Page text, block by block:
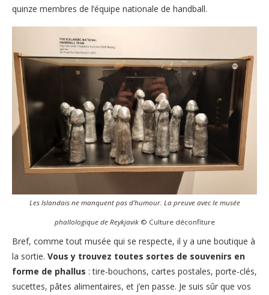
quinze membres de l’équipe nationale de handball.
Les Islandais ne manquent pas d’humour. La preuve avec le musée
phallologique de Reykjavik© Culture déconfiture
Bref, comme tout musée qui se respecte, il y a une boutique à
la sortie. Vous y trouvez toutes sortes de souvenirs en
forme de phallus : tire-bouchons, cartes postales, porte-clés,
sucettes, pâtes alimentaires, et j’en passe. Je suis sûr que vos